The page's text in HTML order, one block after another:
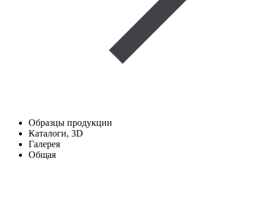
Образцы продукции
Каталоги, 3D
Галерея
Общая